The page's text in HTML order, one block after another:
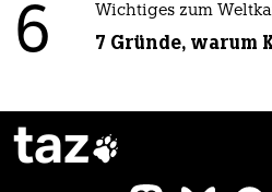
6 Wichtiges zum
7 Gründe, warum
taz